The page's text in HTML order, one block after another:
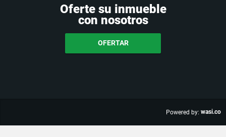
Oferte su inmueble
con nosotros
OFERTAR
Powered by: wasi.co